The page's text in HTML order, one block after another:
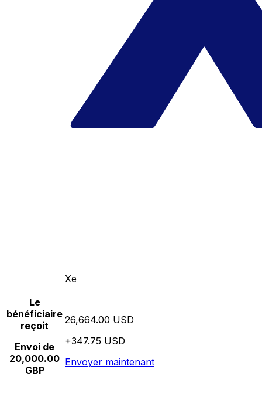
Xe
Le
bénéficiaire
reçoit
Envoi de
20,000.00
GBP
26,664.00 USD
+347.75 USD
Envoyer maintenant